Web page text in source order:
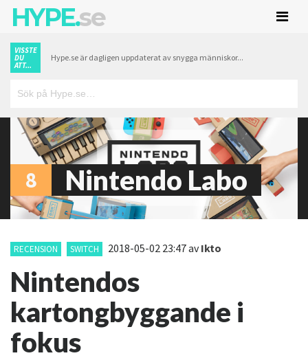
HYPE.se
VISSTE
DU
ATT...
Hype.se är dagligen uppdaterat av snygga människor...
8 Nintendo Labo
RECENSION SWITCH 2018-05-02 23:47avIkto
Nintendos
kartongbyggande i
fokus